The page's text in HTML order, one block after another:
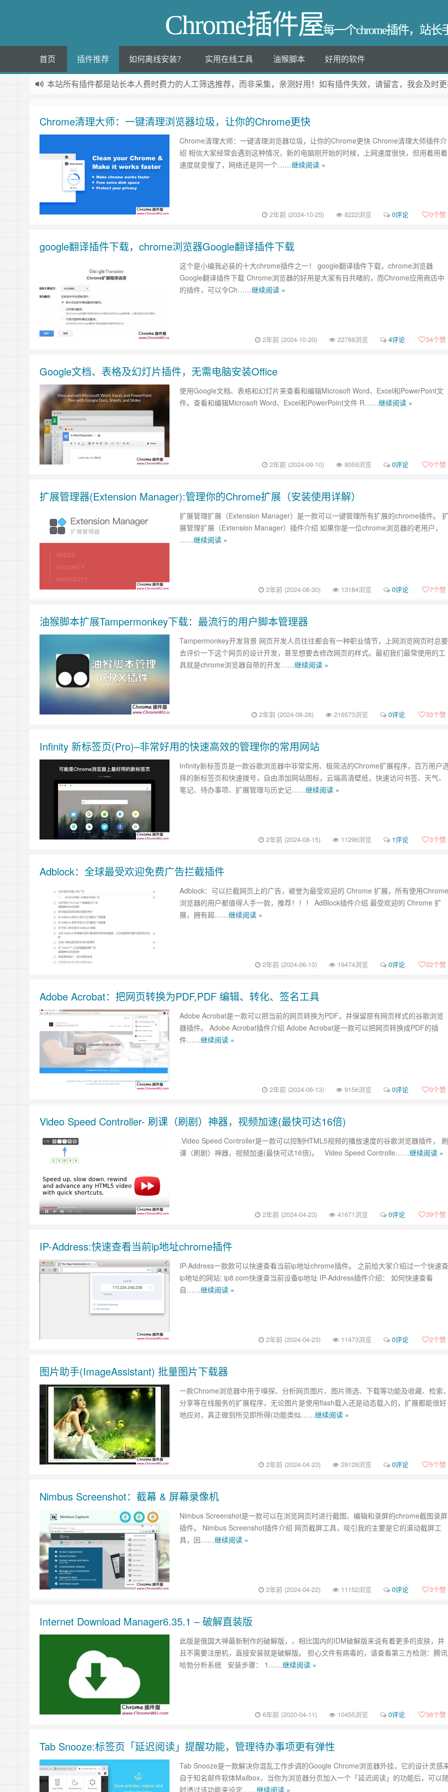
Chrome插件屋每一个chrome插件，站长
首页 插件推荐 如何离线安装？ 实用在线工具 油猴脚本 好用的软件
本站所有插件都是站长本人费时费力的人工筛选推荐，而非采集，亲测好用！如有插件失效，请留言，我会及时
Chrome清理大师：一键清理浏览器垃圾，让你的Chrome更快
Chrome清理大师：一键清理浏览器垃圾，让你的Chrome更快 Chrome清理大师插件介
绍 相信大家经常会遇到这种情况，新的电脑刚开始的时候，上网速度很快，但用着用着
速度就变慢了，网络还是同一个……继续阅读 »
2年前 (2024-10-25) 8222浏览 0评论 0个赞
google翻译插件下载，chrome浏览器Google翻译插件下载
这个是小编我必装的十大chrome插件之一！ google翻译插件下载，chrome浏览器
Google翻译插件下载 Chrome浏览器的好用是大家有目共睹的，而Chrome应用商店中
的插件，可以令Ch……继续阅读 »
2年前 (2024-10-20) 22788浏览 4评论 34个赞
Google文档、表格及幻灯片插件，无需电脑安装Office
使用Google文档、表格和幻灯片来查看和编辑Microsoft Word、Excel和PowerPoint文
件。查看和编辑Microsoft Word、Excel和PowerPoint文件 R……继续阅读 »
2年前 (2024-09-10) 8059浏览 0评论 0个赞
扩展管理器(Extension Manager):管理你的Chrome扩展（安装使用详解）
扩展管理扩展（Extension Manager）是一款可以一键管理所有扩展的chrome插件。
展管理扩展（Extension Manager）插件介绍 如果你是一位chrome浏览器的老用户，
……继续阅读 »
2年前 (2024-08-30) 13184浏览 0评论 7个赞
油猴脚本扩展Tampermonkey下载：最流行的用户脚本管理器
Tampermonkey开发背景 网页开发人员往往都会有一种职业情节，上网浏览网页时总要
去评价一下这个网页的设计开发，甚至想要去修改网页的样式。最初我们最常使用的工
具就是chrome浏览器自带的开发……继续阅读 »
2年前 (2024-08-28) 216573浏览 0评论 33个赞
Infinity 新标签页(Pro)–非常好用的快速高效的管理你的常用网站
Infinity新标签页是一款谷歌浏览器中非常实用、极简洁的Chrome扩展程序，百万用户
择的新标签页和快速拨号，自由添加网站图标，云端高清壁纸，快速访问书签、天气、
笔记、待办事项、扩展管理与历史记……继续阅读 »
2年前 (2024-08-15) 11296浏览 1评论 3个赞
Adblock：全球最受欢迎免费广告拦截插件
Adblock：可以拦截网页上的广告，被誉为最受欢迎的 Chrome 扩展，所有使用Chrome
浏览器的用户都值得人手一款，推荐！！！ AdBlock插件介绍 最受欢迎的 Chrome 扩
展，拥有超……继续阅读 »
2年前 (2024-06-13) 19474浏览 0评论 22个赞
Adobe Acrobat：把网页转换为PDF,PDF 编辑、转化、签名工具
Adobe Acrobat是一款可以把当前的网页转换为PDF，并保留原有网页样式的谷歌浏览
器插件。 Adobe Acrobat插件介绍 Adobe Acrobat是一款可以把网页转换成PDF的插
件……继续阅读 »
2年前 (2024-06-13) 9156浏览 0评论 0个赞
Video Speed Controller- 刷课（刷剧）神器，视频加速(最快可达16倍)
Video Speed Controller是一款可以控制HTML5视频的播放速度的谷歌浏览器插件， 刷
课（刷剧）神器，视频加速(最快可达16倍)。 Video Speed Controlle……继续阅读 »
2年前 (2024-04-23) 41671浏览 0评论 39个赞
IP-Address:快速查看当前ip地址chrome插件
IP-Address一款款可以快速查看当前ip地址chrome插件。 之前给大家介绍过一个快速查
ip地址的网站: ip8.com快速查当前设备ip地址 IP-Address插件介绍： 如何快速查看
自……继续阅读 »
2年前 (2024-04-23) 11473浏览 0评论 2个赞
图片助手(ImageAssistant) 批量图片下载器
一款Chrome浏览器中用于嗅探、分析网页图片、图片筛选、下载等功能及收藏、检索
分享等在线服务的扩展程序，无论图片是使用flash载入还是动态载入的，扩展都能很好
地应对，真正做到所见即所得(功能类似……继续阅读 »
2年前 (2024-04-23) 29128浏览 0评论 5个赞
Nimbus Screenshot：截幕 & 屏幕录像机
Nimbus Screenshot是一款可以在浏览网页时进行截图、编辑和录屏的chrome截图录屏
插件。 Nimbus Screenshot插件介绍 网页截屏工具，吸引我的主要是它的滚动截屏工
具，因……继续阅读 »
2年前 (2024-04-22) 11152浏览 0评论 3个赞
Internet Download Manager6.35.1 – 破解直装版
此版是俄国大神最新制作的破解版，，相比国内的IDM破解版来说有着更多的皮肤，并
且不需要注册机，直接安装就是破解版。 担心文件有病毒的，请查看第三方检测：腾讯
哈勃分析系统 安装步骤： 1……继续阅读 »
6年前 (2020-04-11) 10455浏览 0评论 36个赞
Tab Snooze:标签页「延迟阅读」提醒功能，管理待办事项更有弹性
Tab Snooze是一款解决你混乱工作步调的Google Chrome浏览器外挂，它的设计灵感
自于知名邮件软体Mailbox，当你为浏览器分页加入一个「延迟阅读」的功能后，可以
时透过该功能来设定……继续阅读 »